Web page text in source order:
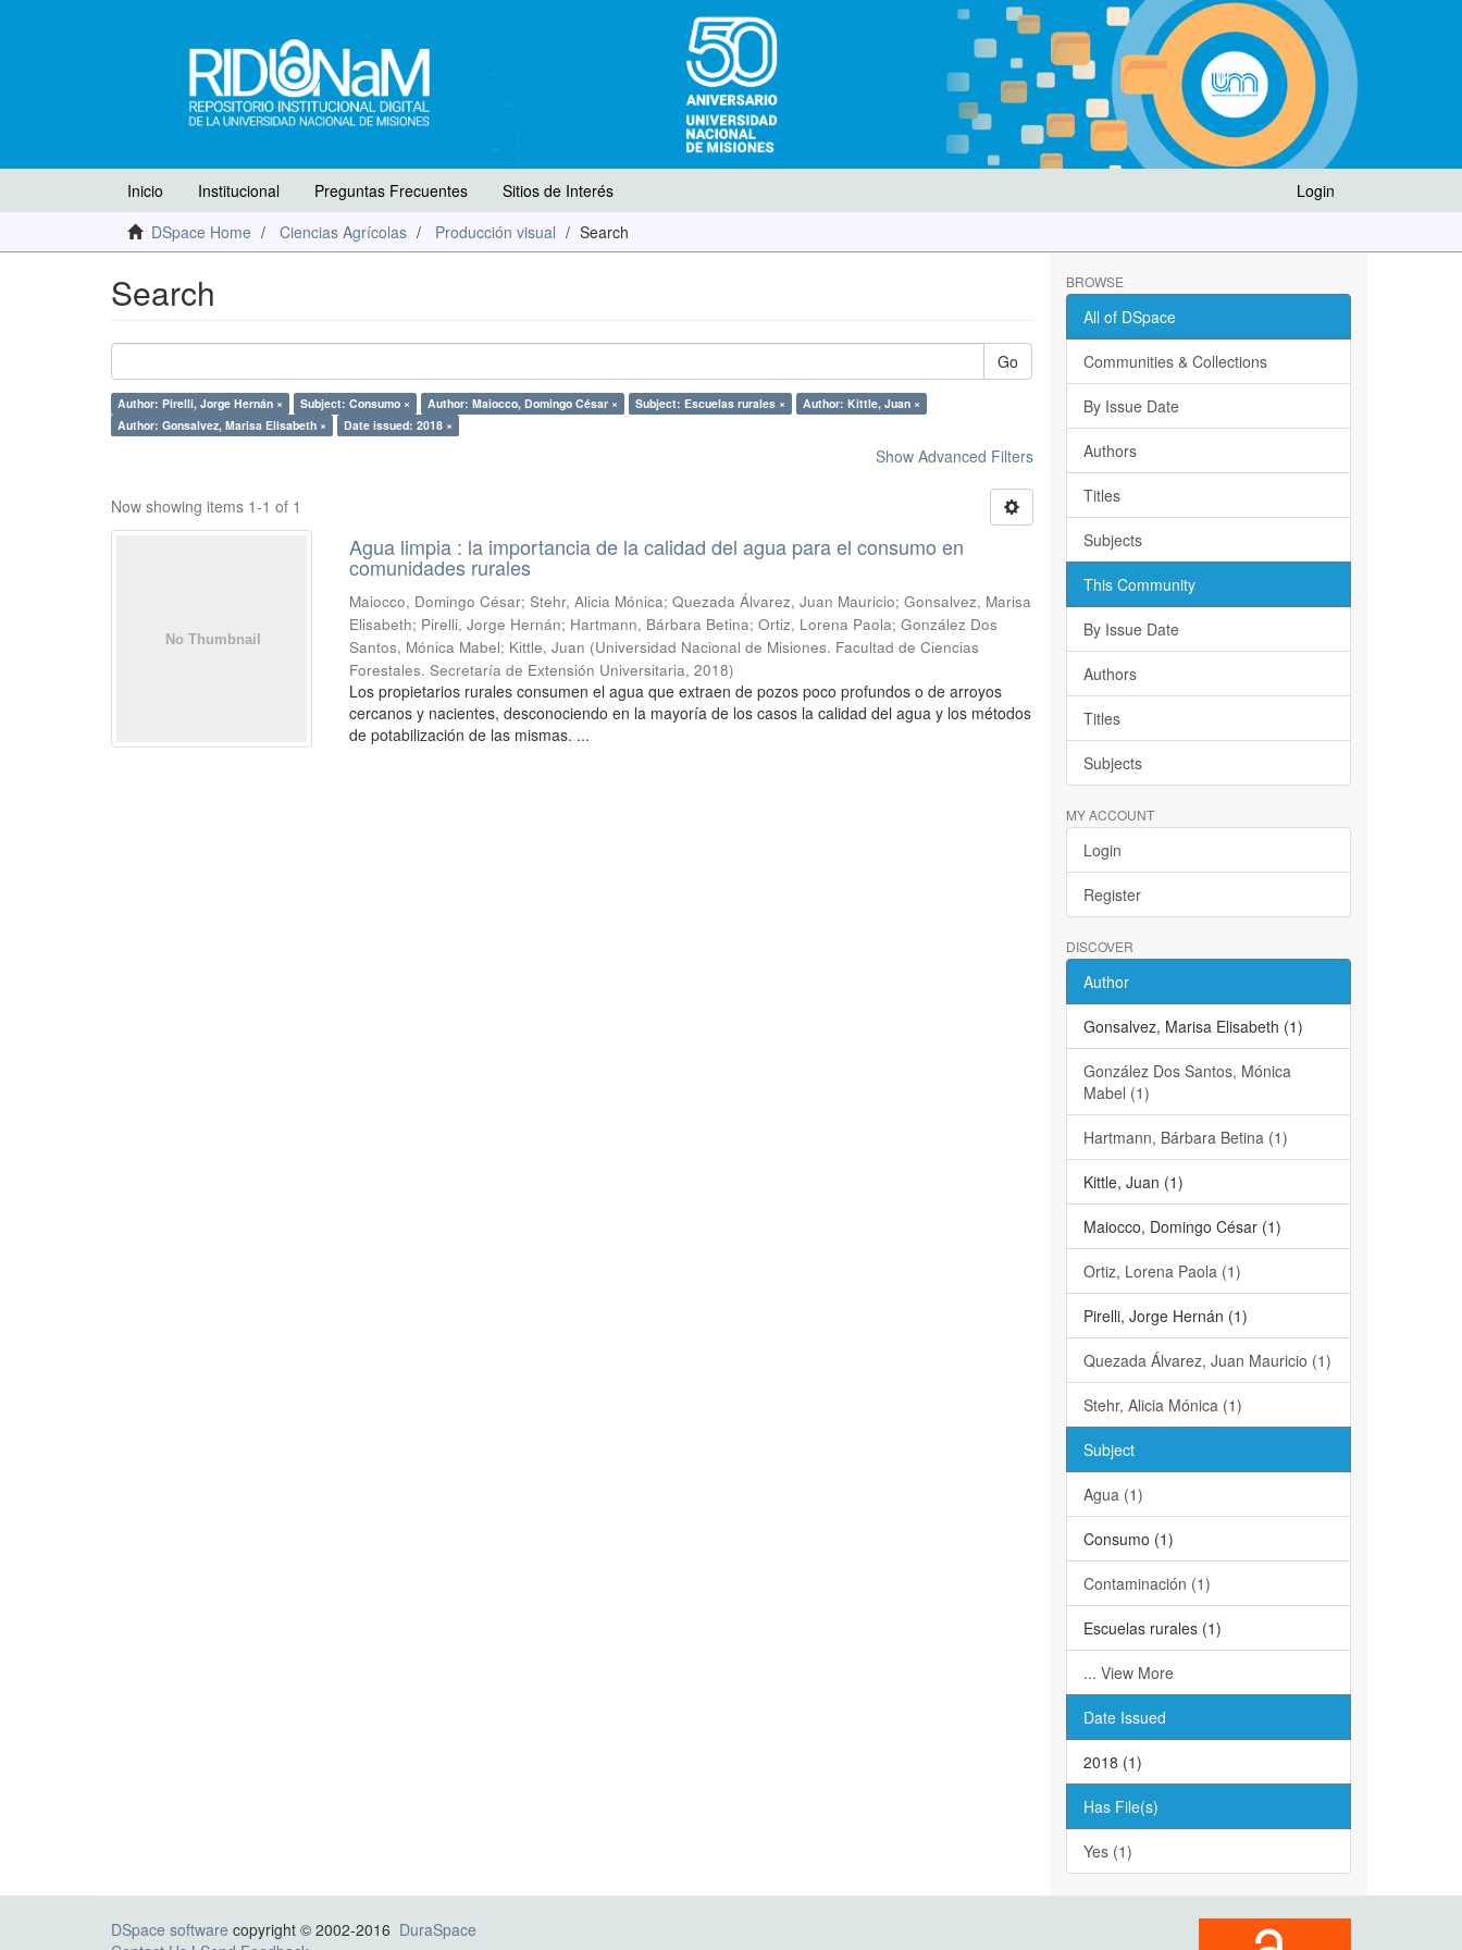
Login
Inicio Institucional Preguntas Frecuentes
Sitios de Interés
DSpace Home
Ciencias Agrícolas Producción visual Search
Search
Go
Author: Pirelli, Jorge Hernán × Subject: Consumo × Author: Maiocco, Domingo César × Subject: Escuelas rurales ×
Author: Kittle, Juan ×
Author: Gonsalvez, Marisa Elisabeth ×
Date issued: 2018 ×
Show Advanced Filters
Now showing items 1-1 of 1
Agua limpia : la importancia de la calidad del agua para el consumo en
comunidades rurales
Maiocco, Domingo César; Stehr, Alicia Mónica; Quezada Álvarez, Juan Mauricio; Gonsalvez, Marisa
Elisabeth; Pirelli, Jorge Hernán; Hartmann, Bárbara Betina; Ortiz, Lorena Paola; González Dos
Santos, Mónica Mabel; Kittle, Juan (Universidad Nacional de Misiones. Facultad de Ciencias
Forestales. Secretaría de Extensión Universitaria,2018)
Los propietarios rurales consumen el agua que extraen de pozos poco profundos o de arroyos
cercanos y nacientes, desconociendo en la mayoría de los casos la calidad del agua y los métodos
de potabilización de las mismas. ...
BROWSE
All of DSpace
Communities & Collections
By Issue Date
Authors
Titles
Subjects
This Community
By Issue Date
Authors
Titles
Subjects
MY ACCOUNT
Login
Register
DISCOVER
Author
Gonsalvez, Marisa Elisabeth (1)
González Dos Santos, Mónica
Mabel (1)
Hartmann, Bárbara Betina (1)
Kittle, Juan (1)
Maiocco, Domingo César (1)
Ortiz, Lorena Paola (1)
Pirelli, Jorge Hernán (1)
Quezada Álvarez, Juan Mauricio (1)
Stehr, Alicia Mónica (1)
Subject
Agua (1)
Consumo (1)
Contaminación (1)
Escuelas rurales (1)
... View More
Date Issued
2018 (1)
Has File(s)
Yes (1)
DSpace software copyright © 2002-2016 DuraSpace